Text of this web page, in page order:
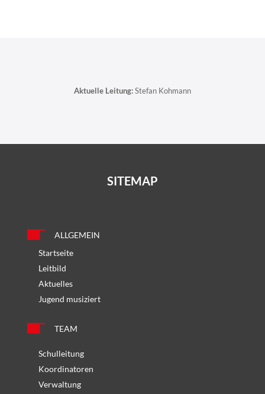
Aktuelle Leitung:Stefan Kohmann
SITEMAP
ALLGEMEIN
Startseite
Leitbild
Aktuelles
Jugend musiziert
TEAM
Schulleitung
Koordinatoren
Verwaltung